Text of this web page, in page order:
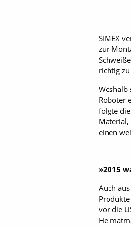
SIMEX
zur
richtig
Weshalb
Roboter
folgte
Material,
einen
»2015
Auch
vor die